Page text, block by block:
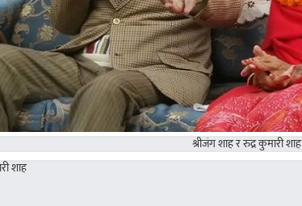
श्रीजंग शाह र रुद्र कुमारी शाह
शाह